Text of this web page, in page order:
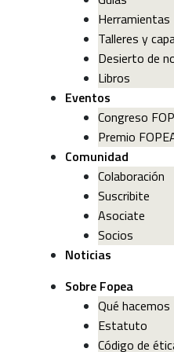
Herramientas
Talleres y
Desierto de
Libros
Eventos
Congreso
Premio
Comunidad
Colaboración
Suscribite
Asociate
Socios
Noticias
Sobre Fopea
Qué hacemos
Estatuto
Código de